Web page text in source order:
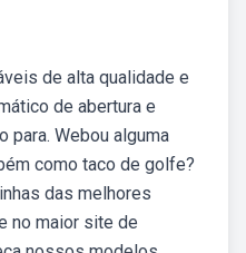
de alta qualidade e
de abertura e
para. Webou alguma
como taco de golfe?
das melhores
no maior site de